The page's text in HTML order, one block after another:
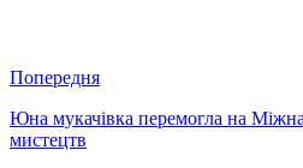
Попередня
Юна мукачівка перемогла на
мистецтв